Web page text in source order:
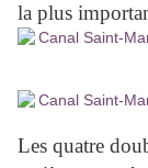
la plus
Les quatre